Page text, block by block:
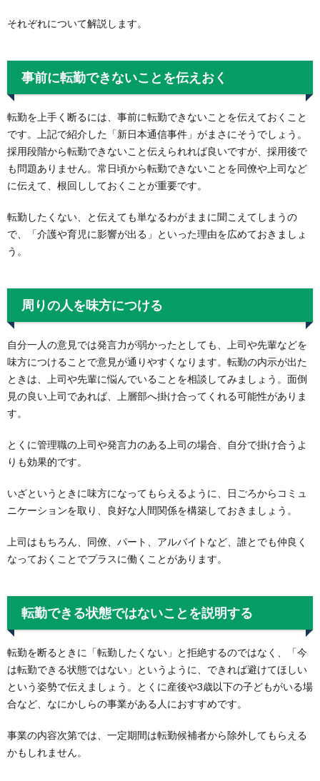
それぞれについて解説します。
事前に転勤できないことを伝えおく
転勤を上手く断るには、事前に転勤できないことを伝えておくこと
です。上記で紹介した「新日本通信事件」がまさにそうでしょう。
採用段階から転勤できないこと伝えられれば良いですが、採用後で
も問題ありません。常日頃から転勤できないことを同僚や上司など
に伝えて、根回ししておくことが重要です。
転勤したくない、と伝えても単なるわがままに聞こえてしまうの
で、「介護や育児に影響が出る」といった理由を広めておきましょ
う。
周りの人を味方につける
自分一人の意見では発言力が弱かったとしても、上司や先輩などを
味方につけることで意見が通りやすくなります。転勤の内示が出た
ときは、上司や先輩に悩んでいることを相談してみましょう。面倒
見の良い上司であれば、上層部へ掛け合ってくれる可能性がありま
す。
とくに管理職の上司や発言力のある上司の場合、自分で掛け合うよ
りも効果的です。
いざというときに味方になってもらえるように、日ごろからコミュ
ニケーションを取り、良好な人間関係を構築しておきましょう。
上司はもちろん、同僚、パート、アルバイトなど、誰とでも仲良く
なっておくことでプラスに働くことがあります。
転勤できる状態ではないことを説明する
転勤を断るときに「転勤したくない」と拒絶するのではなく、「今
は転勤できる状態ではない」というように、できれば避けてほしい
という姿勢で伝えましょう。とくに産後や3歳以下の子どもがいる場
合など、なにかしらの事業がある人におすすめです。
事業の内容次第では、一定期間は転勤候補者から除外してもらえる
かもしれません。